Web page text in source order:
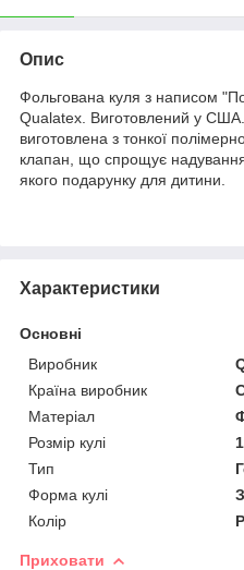
Опис
Фольгована куля з написом
Qualatex. Виготовлений у
виготовлена з тонкої
клапан, що спрощує
якого подарунку для дитини.
Характеристики
Основні
Виробник
Країна виробник
Матеріал
Розмір кулі
Тип
Форма кулі
Колір
Приховати